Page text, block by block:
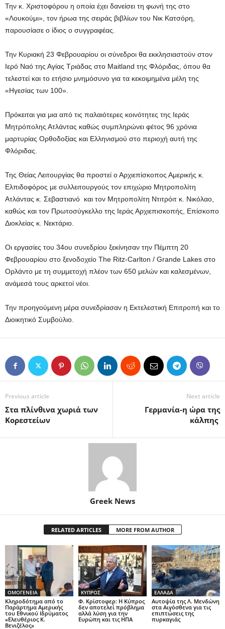
Την κ. Χριστοφόρου η οποία έχει δανείσει τη φωνή της στο
«Λουκούμι», τον ήρωα της σειράς βιβλίων του Νικ Κατσόρη,
παρουσίασε ο ίδιος ο συγγραφέας.
Την Κυριακή 23 Φεβρουαρίου οι σύνεδροι θα εκκλησιαστούν στον
Ιερό Ναό της Αγίας Τριάδας στο Maitland της Φλόριδας, όπου θα
τελεστεί και το ετήσιο μνημόσυνο για τα κεκοιμημένα μέλη της
«Ηγεσίας των 100».
Πρόκειται για μια από τις παλαιότερες κοινότητες της Ιεράς
Μητρόπολης Ατλάντας καθώς συμπληρώνει φέτος 96 χρόνια
μαρτυρίας Ορθοδοξίας και Ελληνισμού στο περιοχή αυτή της
Φλόριδας.
Της Θείας Λειτουργίας θα προστεί ο Αρχιεπίσκοπος Αμερικής κ.
Ελπιδοφόρος με συλλειτουργούς τον επιχώριο Μητροπολίτη
Ατλάντας κ. Σεβαστιανό και τον Μητροπολίτη Ντιτρόιτ κ. Νικόλαο,
καθώς και τον Πρωτοσύγκελλο της Ιεράς Αρχιεπισκοπής, Επίσκοπο
Διοκλείας κ. Νεκτάριο.
Οι εργασίες του 34ου συνεδρίου ξεκίνησαν την Πέμπτη 20
Φεβρουαρίου στο ξενοδοχείο The Ritz-Carlton / Grande Lakes στο
Ορλάντο με τη συμμετοχή πλέον των 650 μελών και καλεσμένων,
ανάμεσά τους αρκετοί νέοι.
Την προηγούμενη μέρα συνεδρίασαν η Εκτελεστική Επιτροπή και το
Διοικητικό Συμβούλιο.
Previous article
Στα πλίνθινα χωριά των
Κορεστείων
Next article
Γερμανία-η ώρα της
κάλπης
Greek News
RELATED ARTICLES MORE FROM AUTHOR
ΟΜΟΓΕΝΕΙΑ
Κληροδότημα από το
Παράρτημα Αμερικής
του Εθνικού Ιδρύματος
«Ελευθέριος Κ.
Βενιζέλος»
ΚΥΠΡΟΣ
Φ. Κρίστοφερ: Η Κύπρος
δεν αποτελεί πρόβλημα
αλλά λύση για την
Ευρώπη και τις ΗΠΑ
ΕΛΛΑΔΑ
Αυτοψία της Λ. Μενδώνη
στα Αιγόσθενα για τις
επιπτώσεις της
πυρκαγιάς